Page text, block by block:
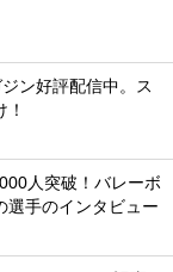
ン好評配信中。ス
人突破！バレーボ
選手のインタビュー